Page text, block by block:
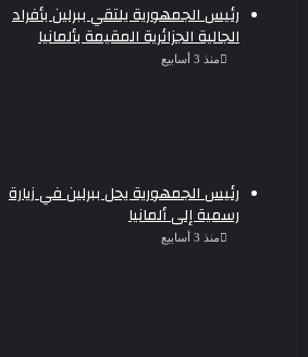
رئيس الجمهورية يلتقي ببرلين بأفراد
الجالية الجزائرية المقيمة بألمانيا
منذ 3 أسابيع
رئيس الجمهورية يحل ببرلين في زيارة
رسمية إلى ألمانيا
منذ 3 أسابيع